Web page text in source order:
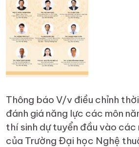
Thông báo V/v điều chỉnh
đánh giá năng lực các môn
thí sinh dự tuyển đầu vào
của Trường Đại học Nghệ